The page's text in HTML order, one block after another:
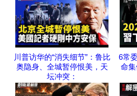
川普访华的“消失细节”：鲁比
奥隐身、全城暂停恨美，天
坛冲突：
6常
命